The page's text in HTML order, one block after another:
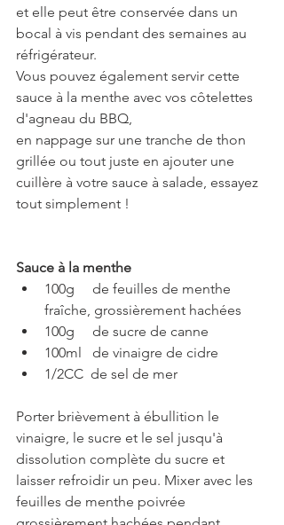
et elle peut être conservée dans un
bocal à vis pendant des semaines au
réfrigérateur.
Vous pouvez également servir cette
sauce à la menthe avec vos côtelettes
d'agneau du BBQ,
en nappage sur une tranche de thon
grillée ou tout juste en ajouter une
cuillère à votre sauce à salade, essayez
tout simplement !
Sauce à la menthe
100g     de feuilles de menthe
fraîche, grossièrement hachées
100g     de sucre de canne
100ml   de vinaigre de cidre
1/2CC  de sel de mer
Porter brièvement à ébullition le
vinaigre, le sucre et le sel jusqu'à
dissolution complète du sucre et
laisser refroidir un peu. Mixer avec les
feuilles de menthe poivrée